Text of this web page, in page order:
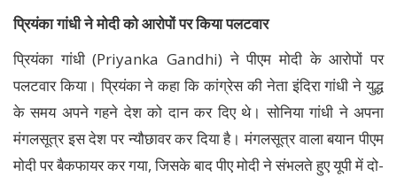
प्रियंका गांधी ने मोदी को आरोपों पर किया पलटवार
प्रियंका गांधी (Priyanka Gandhi) ने पीएम मोदी के आरोपों पर
पलटवार किया। प्रियंका ने कहा कि कांग्रेस की नेता इंदिरा गांधी ने युद्ध
के समय अपने गहने देश को दान कर दिए थे। सोनिया गांधी ने अपना
मंगलसूत्र इस देश पर न्यौछावर कर दिया है। मंगलसूत्र वाला बयान पीएम
मोदी पर बैकफायर कर गया, जिसके बाद पीए मोदी ने संभलते हुए यूपी में दो-